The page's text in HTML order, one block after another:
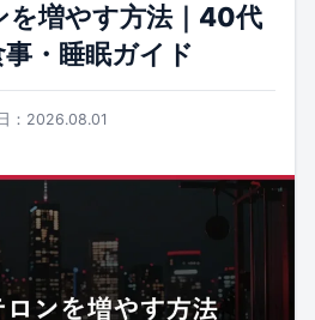
を増やす方法｜40代
・睡眠ガイド
：2026.08.01